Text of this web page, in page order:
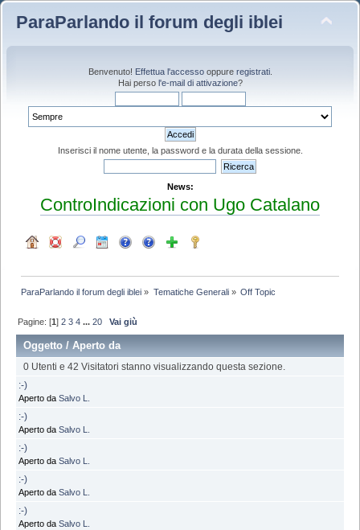
ParaParlando il forum degli iblei
Benvenuto! Effettua l'accessooppure registrati.
Hai perso l'e-mail di attivazione?
Inserisci il nome utente, la password e la durata della sessione.
News:
ControIndicazioni con Ugo Catalano
ParaParlando il forum degli iblei » Tematiche Generali» Off Topic
Pagine: [1]2 3 4 ...20 Vai giù
Oggetto /Aperto da
0 Utenti e 42 Visitatori stanno visualizzando questa sezione.
:-)
Aperto da Salvo L.
:-)
Aperto da Salvo L.
:-)
Aperto da Salvo L.
:-)
Aperto da Salvo L.
:-)
Aperto da Salvo L.